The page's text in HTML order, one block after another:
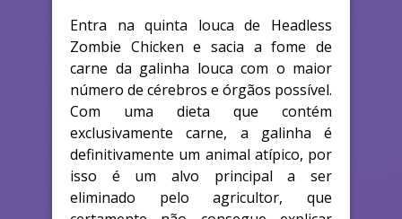
Entra na quinta louca de Headless
Zombie Chicken e sacia a fome de
carne da galinha louca com o maior
número de cérebros e órgãos possível.
Com uma dieta que contém
exclusivamente carne, a galinha é
definitivamente um animal atípico, por
isso é um alvo principal a ser
eliminado pelo agricultor, que